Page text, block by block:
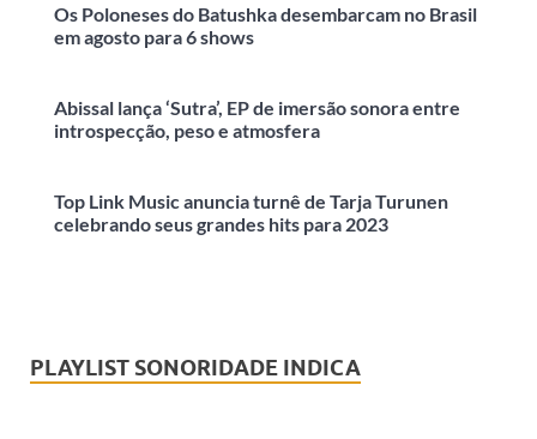
Os Poloneses do Batushka desembarcam no Brasil
em agosto para 6 shows
Abissal lança ‘Sutra’, EP de imersão sonora entre
introspecção, peso e atmosfera
Top Link Music anuncia turnê de Tarja Turunen
celebrando seus grandes hits para 2023
PLAYLIST SONORIDADE INDICA